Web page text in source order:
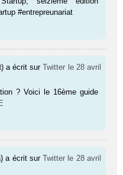
#entrepreunariat
a écrit surTwitter le 28 avril
? Voici le 16ème guide
a écrit surTwitter le 28 avril